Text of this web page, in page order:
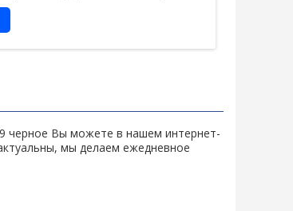
черное Вы можете в нашем интернет-
мы делаем ежедневное